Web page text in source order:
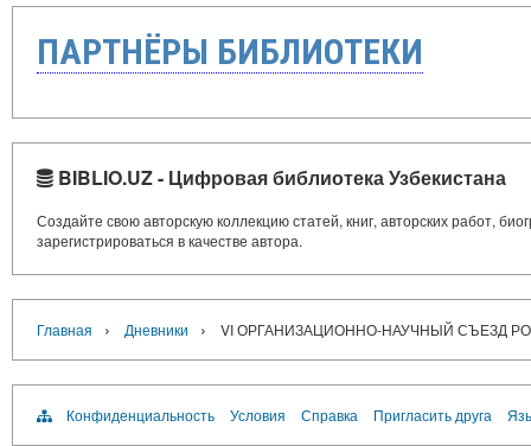
ПАРТНЁРЫ БИБЛИОТЕКИ
BIBLIO.UZ - Цифровая библиотека Узбекистана
Создайте свою авторскую коллекцию статей, книг, авторских работ,
зарегистрироваться в качестве автора.
Главная › Дневники › VI ОРГАНИЗАЦИОННО-НАУЧНЫЙ СЪЕЗД
Конфиденциальность Условия Справка Пригласить друга